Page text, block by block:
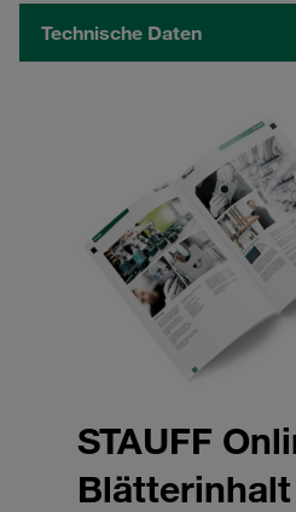
Technische Daten
STAUFF
Blätterinhalt